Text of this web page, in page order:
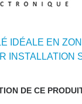
IDÉALE EN
INSTALLATION
DE CE